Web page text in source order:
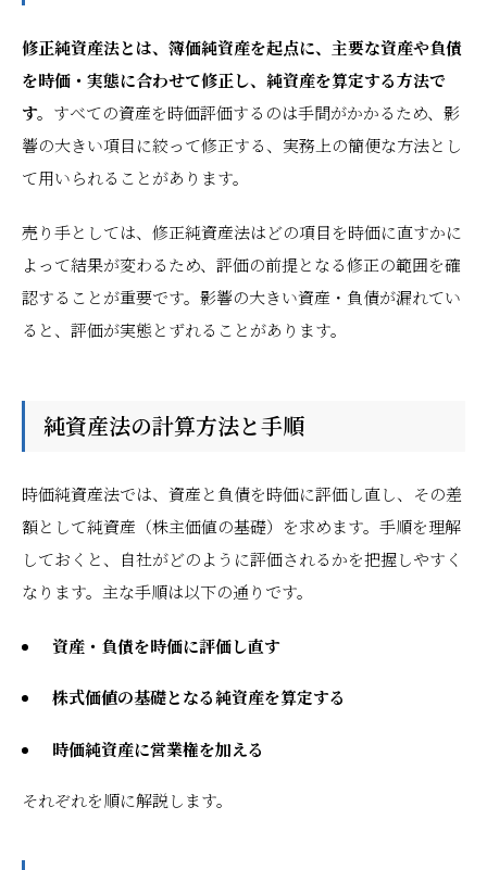
修正純資産法とは、簿価純資産を起点に、主要な資産や負債
を時価・実態に合わせて修正し、純資産を算定する方法で
す。 すべての資産を時価評価するのは手間がかかるため、影
響の大きい項目に絞って修正する、実務上の簡便な方法とし
て用いられることがあります。
売り手としては、修正純資産法はどの項目を時価に直すかに
よって結果が変わるため、評価の前提となる修正の範囲を確
認することが重要です。影響の大きい資産・負債が漏れてい
ると、評価が実態とずれることがあります。
純資産法の計算方法と手順
時価純資産法では、資産と負債を時価に評価し直し、その差
額として純資産（株主価値の基礎）を求めます。手順を理解
しておくと、自社がどのように評価されるかを把握しやすく
なります。主な手順は以下の通りです。
資産・負債を時価に評価し直す
株式価値の基礎となる純資産を算定する
時価純資産に営業権を加える
それぞれを順に解説します。